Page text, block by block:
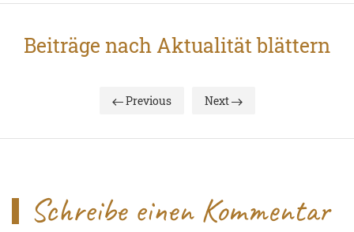
Beiträge nach Aktualität blättern
Previous Next
Schreibe einen Kommentar